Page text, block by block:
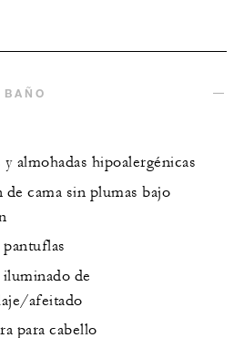
almohadas hipoalergénicas
cama sin plumas bajo
pantuflas
de
afeitado
para cabello